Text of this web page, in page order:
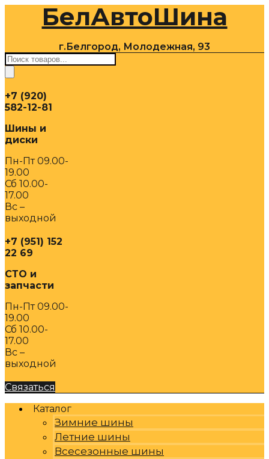
содержимомуБелАвтоШина
г.Белгород, Молодежная, 93
Поиск
товаров
+7 (920)
582-12-81
Шины и
диски
Пн-Пт 09.00-
19.00
Сб 10.00-
17.00
Вс –
выходной
+7 (951) 152
22 69
СТО и
запчасти
Пн-Пт 09.00-
19.00
Сб 10.00-
17.00
Вс –
выходной
Связаться
Каталог
Зимние шины
Летние шины
Всесезонные шины